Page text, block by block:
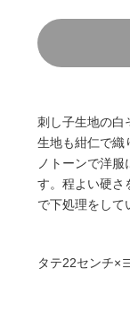
刺し子生地の白
生地も紺仁で織
ノトーンで洋
す。程よい硬さ
で下処理をして
タテ22センチ×